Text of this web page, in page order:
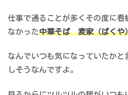
仕事で通ることが多くその度に看
なかった中華そば 麦家（ばくや
なんでいつも気になっていたかと
しそうなんですよ。